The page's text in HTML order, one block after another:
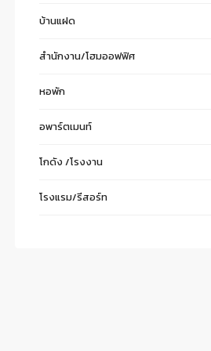
บ้านแฝด
สำนักงาน/โฮมออฟฟิศ
หอพัก
อพาร์ตเมนท์
โกดัง /โรงงาน
โรงแรม/รีสอร์ท